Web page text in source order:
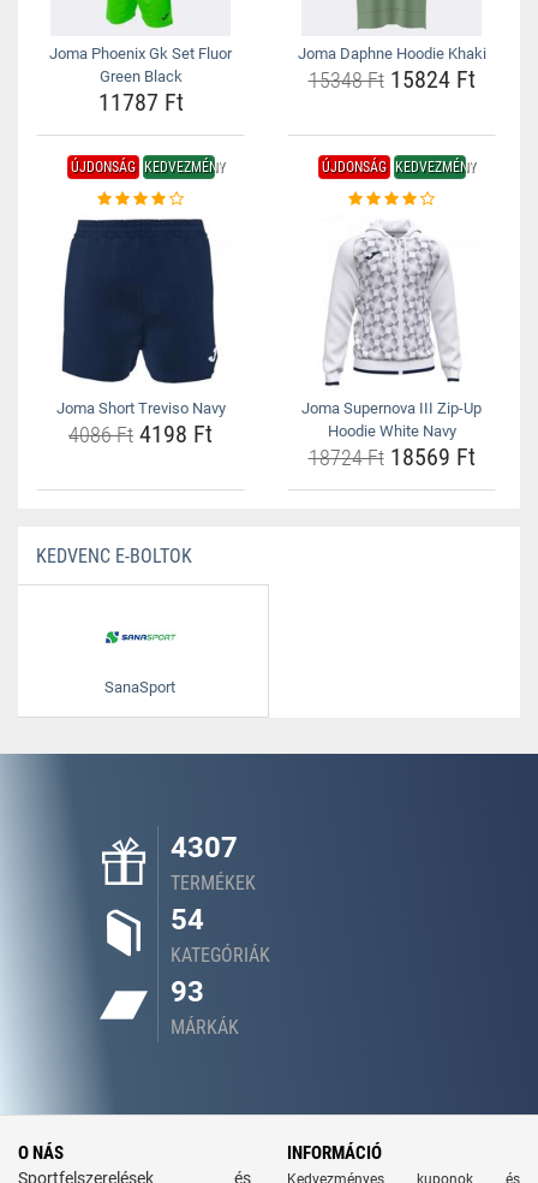
Joma Phoenix Gk Set Fluor
Green Black
11787 Ft
Joma Daphne Hoodie Khaki
15348 Ft15824 Ft
ÚJDONSÁG KEDVEZMÉNY
Joma Short Treviso Navy
4086 Ft 4198 Ft
ÚJDONSÁG KEDVEZMÉNY
Joma Supernova III Zip-Up
Hoodie White Navy
18724 Ft18569 Ft
KEDVENC E-BOLTOK
SanaSport
4307
TERMÉKEK
54
KATEGÓRIÁK
93
MÁRKÁK
O NÁS
Sportfelszerelések és
INFORMÁCIÓ
Kedvezményes kuponok és